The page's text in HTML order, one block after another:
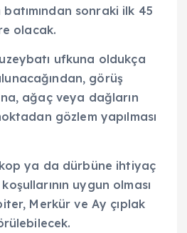
sonraki ilk 45
olacak.
ufkuna oldukça
görüş
ağaç veya dağların
gözlem yapılması
ya da dürbüne ihtiyaç
uygun olması
Merkür ve Ay çıplak